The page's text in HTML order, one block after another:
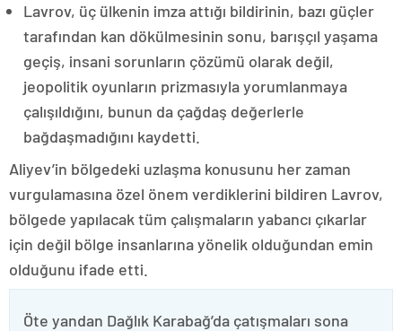
Lavrov, üç ülkenin imza attığı bildirinin, bazı güçler
tarafından kan dökülmesinin sonu, barışçıl yaşama
geçiş, insani sorunların çözümü olarak değil,
jeopolitik oyunların prizmasıyla yorumlanmaya
çalışıldığını, bunun da çağdaş değerlerle
bağdaşmadığını kaydetti.
Aliyev’in bölgedeki uzlaşma konusunu her zaman
vurgulamasına özel önem verdiklerini bildiren Lavrov,
bölgede yapılacak tüm çalışmaların yabancı çıkarlar
için değil bölge insanlarına yönelik olduğundan emin
olduğunu ifade etti.
Öte yandan Dağlık Karabağ’da çatışmaları sona